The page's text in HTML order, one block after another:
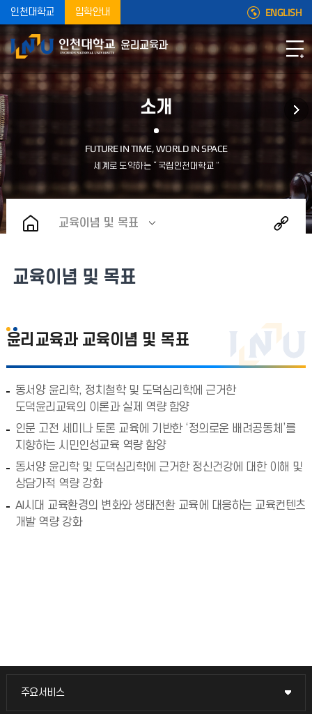
인천대학교 입학안내 ENGLISH
윤리교육과
소개
교육이념 및 목표
교육이념 및 목표
윤리교육과 교육이념 및 목표
동서양 윤리학, 정치철학 및 도덕심리학에 근거한
도덕윤리교육의 이론과 실제 역량 함양
인문 고전 세미나 토론 교육에 기반한 ‘정의로운 배려공동체’를
지향하는 시민인성교육 역량 함양
동서양 윤리학 및 도덕심리학에 근거한 정신건강에 대한 이해 및
상담가적 역량 강화
AI시대 교육환경의 변화와 생태전환 교육에 대응하는 교육컨텐츠
개발 역량 강화
주요서비스
주요서비스